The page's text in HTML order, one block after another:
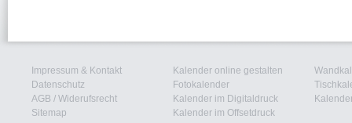
Impressum & Kontakt
Datenschutz
AGB / Widerufsrecht
Sitemap
Kalender online gestalten
Fotokalender
Kalender im Digitaldruck
Kalender im Offsetdruck